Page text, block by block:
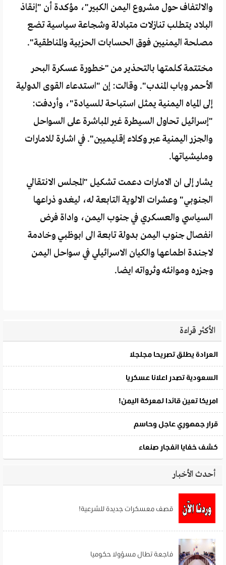
والالتفاف حول مشروع اليمن الكبير"، مؤكدة أن "إنقاذ
البلاد يتطلب تنازلات متبادلة وشجاعة سياسية تضع
مصلحة اليمنيين فوق الحسابات الحزبية والمناطقية".
مختتمة كلمتها بالتحذير من "خطورة عسكرة البحر
الأحمر وباب المندب". وقالت: إن "استدعاء القوى الدولية
إلى المياه اليمنية يمثل استباحة للسيادة"، وأردفت:
"إسرائيل تحاول السيطرة غير المباشرة على السواحل
والجزر اليمنية عبر وكلاء إقليميين". في اشارة للامارات
ومليشياتها.
يشار إلى ان الامارات دعمت تشكيل "المجلس الانتقالي
الجنوبي" وعشرات الالوية التابعة له، ليغدو ذراعها
السياسي والعسكري في جنوب اليمن، واداة فرض
انفصال جنوب اليمن بدولة تابعة الى ابوظبي وخادمة
لاجندة اطماعها والكيان الاسرائيلي في سواحل اليمن
وجزره وموانئه وثرواته ايضا.
الأكثر قراءة
أحدث الأخبار
قصف معسكرات جديدة للشرعية!
فاجعة تطال مسؤولا حكوميا